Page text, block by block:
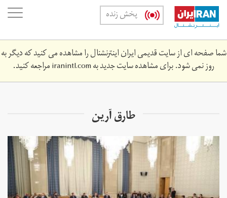
Skip
main
content
پخش زنده
شما صفحه ای از سایت قدیمی ایران اینترنشنال را مشاهده می کنید که دیگر به
روز نمی شود. برای مشاهده سایت جدید بهiranintl.comمراجعه کنید.
‏طارق آرین